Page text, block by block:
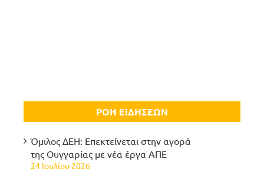
ΡΟΗ ΕΙΔΗΣΕΩΝ
Όμιλος ΔΕΗ: Επεκτείνεται στην αγορά
της Ουγγαρίας με νέα έργα ΑΠΕ
24 Ιουλίου 2026